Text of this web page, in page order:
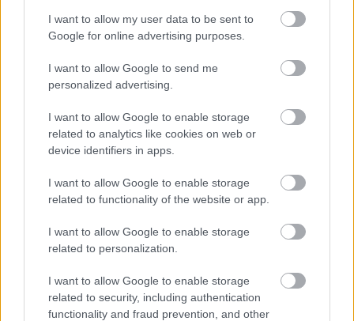
I want to allow my user data to be sent to
Google for online advertising purposes.
I want to allow Google to send me
personalized advertising.
I want to allow Google to enable storage
related to analytics like cookies on web or
device identifiers in apps.
I want to allow Google to enable storage
related to functionality of the website or app.
I want to allow Google to enable storage
related to personalization.
I want to allow Google to enable storage
related to security, including authentication
functionality and fraud prevention, and other
fontos kapcsolatod elmérgesedjen.
szerelem és a szex iránt, ám ha kevesled a párod
fizetését, inkább ne tegyél rá epés megjegyzéseket.